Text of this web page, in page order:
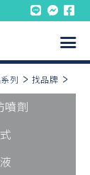
列 找品牌
噴劑